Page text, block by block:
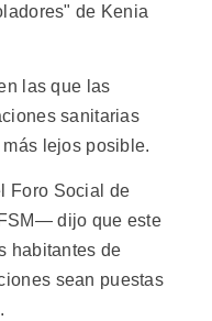
de Kenia
las que las
sanitarias
lejos posible.
Foro Social de
dijo que este
habitantes de
sean puestas